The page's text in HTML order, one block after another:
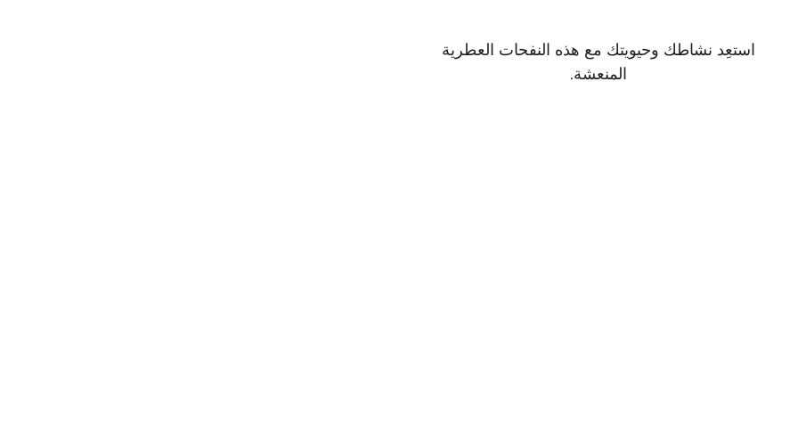
استعِد نشاطك وحيويتك مع هذه النفحات العطرية
المنعشة.